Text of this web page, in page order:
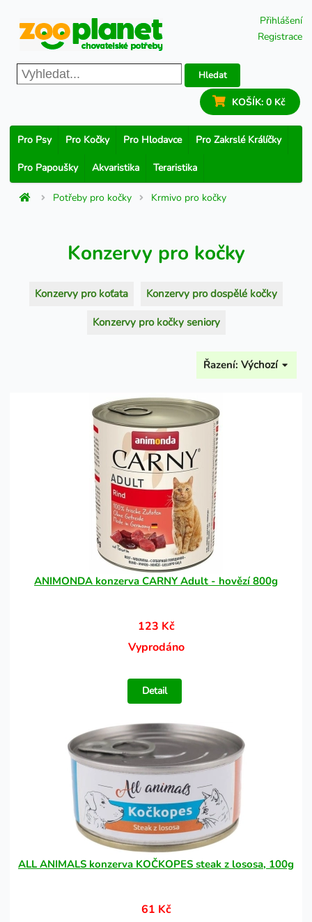
Přihlášení
Registrace
Hledat
KOŠÍK: 0 Kč
Pro Psy Pro Kočky Pro Hlodavce Pro Zakrslé Králíčky
Pro Papoušky Akvaristika Teraristika
Potřeby pro kočky Krmivo pro kočky
Konzervy pro kočky
Konzervy pro koťata Konzervy pro dospělé kočky
Konzervy pro kočky seniory
Řazení: Výchozí
ANIMONDA konzerva CARNY Adult - hovězí 800g
123 Kč
Vyprodáno
Detail
ALL ANIMALS konzerva KOČKOPES steak z lososa, 100g
61 Kč